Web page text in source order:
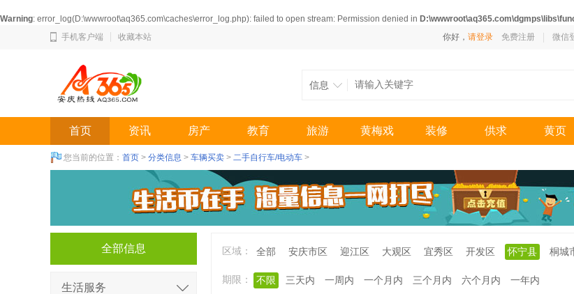
Warning: error_log(D:\wwwroot\aq365.com\caches\error_log.php): failed to open stream: Permission denied in
手机客户端
收藏本站 你好， 请登录 免费注册 微信
信息
首页 资讯 房产 教育 旅游 黄梅戏 装修 供求 黄页
您当前的位置： 首页 > 分类信息 > 车辆买卖 > 二手自行车/电动车 >
区域： 全部 安庆市区 迎江区 大观区 宜秀区 开发区 怀宁县 桐城
期限： 不限 三天内 一周内 一个月内 三个月内 六个月内 一年内
全部信息
生活服务